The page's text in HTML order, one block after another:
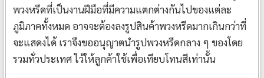
พวงหรีดที่เป็นงานฝีมือที่มีความแตกต่างกันไปของแต่ละ
ภูมิภาคทั้งหมด อาจจะต้องลงรูปสินค้าพวงหรีดมากเกินกว่าที่
จะแสดงได้ เราจึงขออนุญาตนำรูปพวงหรีดกลาง ๆ ของโดย
รวมทั่วประเทศ ไว้ให้ลูกค้าใช้เพื่อเทียบโทนสีเท่านั้น